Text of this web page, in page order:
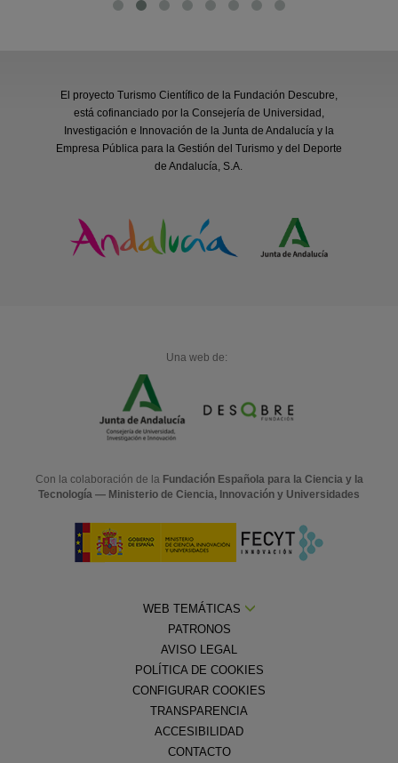
El proyecto Turismo Científico de la Fundación Descubre,
está cofinanciado por la Consejería de Universidad,
Investigación e Innovación de la Junta de Andalucía y la
Empresa Pública para la Gestión del Turismo y del Deporte
de Andalucía, S.A.
Una web de:
Con la colaboración de la Fundación Española para la Ciencia y la
Tecnología — Ministerio de Ciencia, Innovación y Universidades
WEB TEMÁTICAS
PATRONOS
AVISO LEGAL
POLÍTICA DE COOKIES
CONFIGURAR COOKIES
TRANSPARENCIA
ACCESIBILIDAD
CONTACTO